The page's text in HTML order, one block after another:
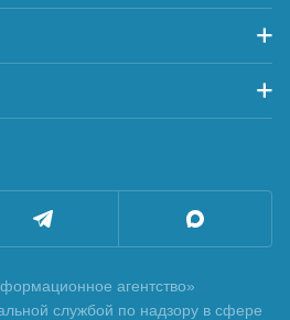
агентство»
службой по надзору в сфере